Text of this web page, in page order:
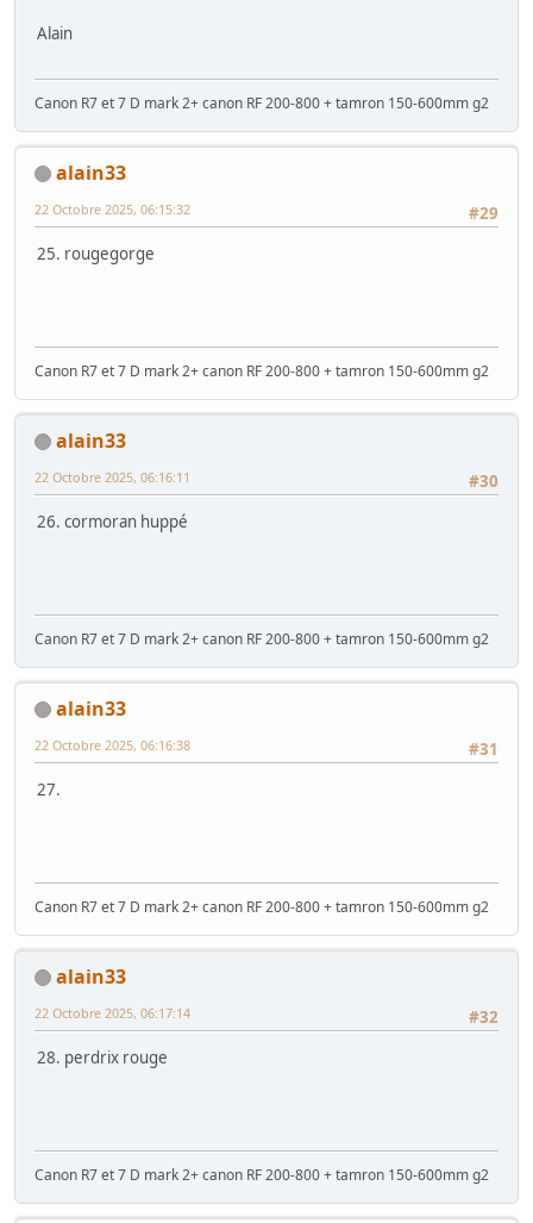
Alain
Canon R7 et 7 D mark 2+ canon RF 200-800 + tamron 150-600mm g2
alain33
#29
22 Octobre 2025, 06:15:32
25. rougegorge
Canon R7 et 7 D mark 2+ canon RF 200-800 + tamron 150-600mm g2
alain33
#30
22 Octobre 2025, 06:16:11
26. cormoran huppé
Canon R7 et 7 D mark 2+ canon RF 200-800 + tamron 150-600mm g2
alain33
#31
22 Octobre 2025, 06:16:38
27.
Canon R7 et 7 D mark 2+ canon RF 200-800 + tamron 150-600mm g2
alain33
#32
22 Octobre 2025, 06:17:14
28. perdrix rouge
Canon R7 et 7 D mark 2+ canon RF 200-800 + tamron 150-600mm g2